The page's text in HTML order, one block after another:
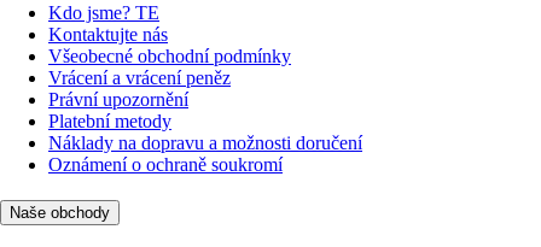
Kdo jsme? TE
Kontaktujte nás
Všeobecné obchodní podmínky
Vrácení a vrácení peněz
Právní upozornění
Platební metody
Náklady na dopravu a možnosti doručení
Oznámení o ochraně soukromí
Naše obchody